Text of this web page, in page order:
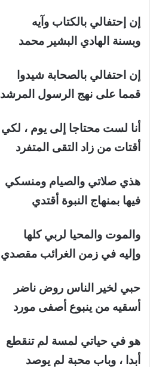
إن إحتفالي بالكتاب وآيه
وبسنة الهادي البشير محمد
إن احتفالي بالصحابة شيدوا
قمما على نهج الرسول المرشد
أنا لست محتاجا إلى يوم ، لكي
أقتات من زاد التقى المتفرد
هذي صلاتي والصيام ومنسكي
فيها بمنهاج النبوة أقتدي
والموت والمحيا لربي كلها
وإليه في زمن الغرائب مقصدي
حبي لخير الناس روض ناضر
أسقيه من ينبوع أصفى مورد
هو في حياتي لمسة لم تنقطع
أبدا ، وباب محبة لم يوصد